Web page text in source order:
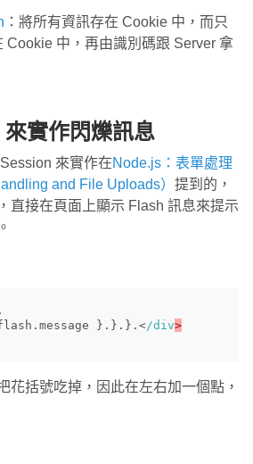
：將所有資訊存在 Cookie 中，而只
Cookie 中，再由識別碼跟 Server 拿
實作閃爍訊息
來實作在Node.js：表單處理
and File Uploads） 提到的，
直接在頁面上顯示 Flash 訊息來提示
. message }.}.}. </div
花括號吃掉，因此在左右加一個點，